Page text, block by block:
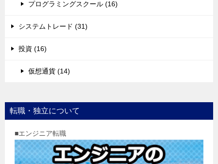
プログラミングスクール (16)
システムトレード (31)
投資 (16)
仮想通貨 (14)
転職・独立について
■エンジニア転職